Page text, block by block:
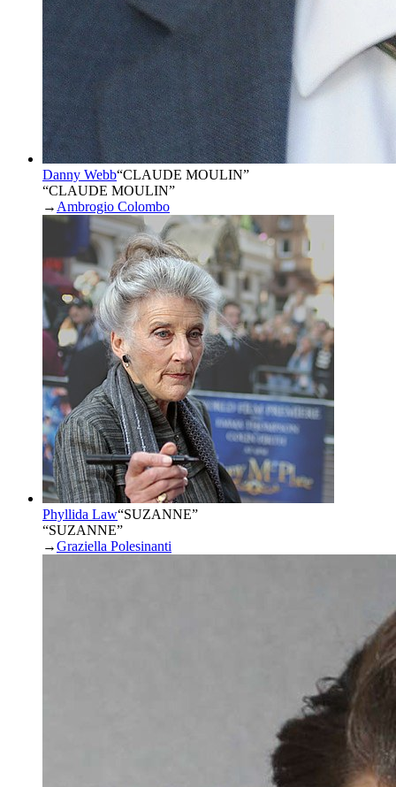
Danny Webb“CLAUDE MOULIN”
“CLAUDE MOULIN”
→ Ambrogio Colombo
Phyllida Law“SUZANNE”
“SUZANNE”
→Graziella Polesinanti